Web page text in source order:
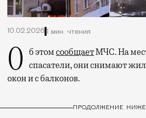
10.02.2026 1 мин. чтения
Об этомсообщаетМЧС. На
спасатели, они снимают
окон и с балконов.
ПРОДОЛЖЕНИЕ